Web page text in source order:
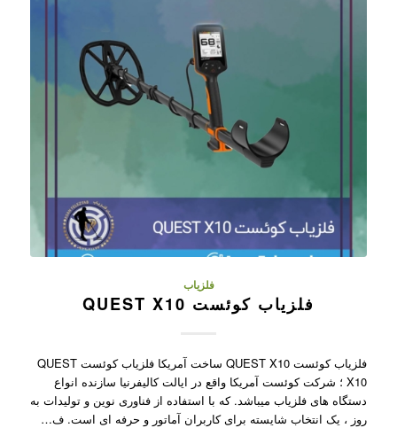
فلزیاب
فلزیاب کوئست QUEST X10
فلزیاب کوئست QUEST X10 ساخت آمریکا فلزیاب کوئست QUEST
X10 ؛ شرکت کوئست آمریکا واقع در ایالت کالیفرنیا سازنده انواع
دستگاه های فلزیاب میباشد. که با استفاده از فناوری نوین و تولیدات به
روز ، یک انتخاب شایسته برای کاربران آماتور و حرفه ای است. ف…